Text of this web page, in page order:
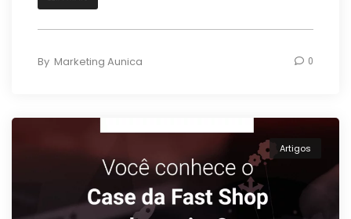
By Marketing Aunica 0
Artigos